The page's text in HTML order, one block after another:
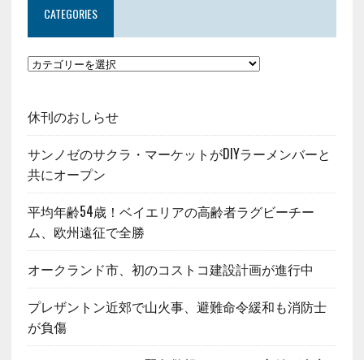
CATEGORIES
休刊のおしらせ
サンノゼのサクラ・マーケットがDIYラーメンバーと
共にオープン
平均年齢54歳！ベイエリアの高齢者ラグビーチー
ム、欧州遠征で全勝
オークランド市、初のコストコ建設計画が進行中
プレザントン近郊で山火事、避難命令緩和も消防士
が負傷